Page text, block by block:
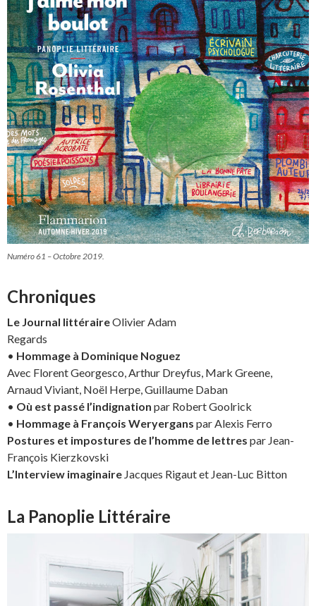
Numéro 61 – Octobre 2019.
Chroniques
Le Journal littéraireOlivier Adam
Regards
• Hommage à Dominique Noguez
Avec Florent Georgesco, Arthur Dreyfus, Mark Greene,
Arnaud Viviant, Noël Herpe, Guillaume Daban
• Où est passé l’indignation par Robert Goolrick
• Hommage à François Weryergans par Alexis Ferro
Postures et impostures de l’homme de lettres par Jean-
François Kierzkovski
L’Interview imaginaire Jacques Rigaut et Jean-Luc Bitton
La Panoplie Littéraire